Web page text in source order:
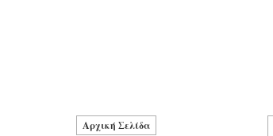
Αρχική Σελίδα